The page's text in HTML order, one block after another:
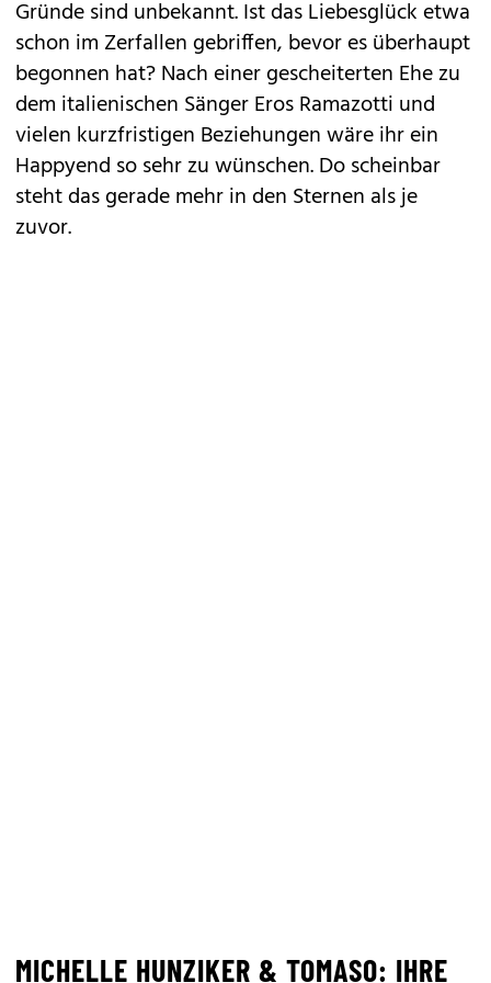
Gründe sind unbekannt. Ist das Liebesglück etwa
schon im Zerfallen gebriffen, bevor es überhaupt
begonnen hat? Nach einer gescheiterten Ehe zu
dem italienischen Sänger Eros Ramazotti und
vielen kurzfristigen Beziehungen wäre ihr ein
Happyend so sehr zu wünschen. Do scheinbar
steht das gerade mehr in den Sternen als je
zuvor.
MICHELLE HUNZIKER & TOMASO: IHRE